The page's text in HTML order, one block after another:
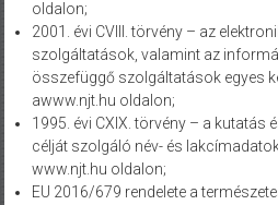
oldalon;
2001. évi CVIII. törvény – az
szolgáltatások, valamint az
összefüggő szolgáltatások egyes
awww.njt.hu oldalon;
1995. évi CXIX. törvény – a kutatás
célját szolgáló név- és
www.njt.hu oldalon;
EU 2016/679 rendelete a